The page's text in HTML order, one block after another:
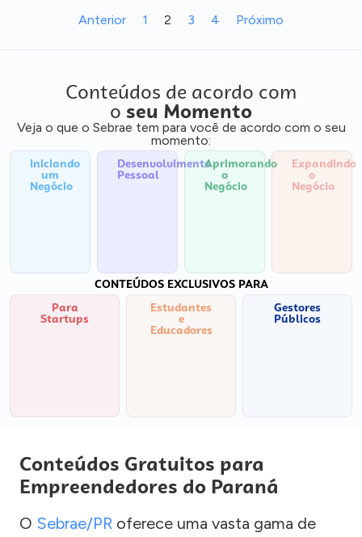
Anterior 1 2 3 4 Próximo
Conteúdos de acordo com
o seu Momento
Veja o que o Sebrae tem para você de acordo com o seu
momento:
Iniciando
um
Negócio
Desenvolvimento
Pessoal
Aprimorando
o
Negócio
Expandindo
o
Negócio
CONTEÚDOS EXCLUSIVOS PARA
Para
Startups
Estudantes
e
Educadores
Gestores
Públicos
Conteúdos Gratuitos para
Empreendedores do Paraná
O Sebrae/PR oferece uma vasta gama de